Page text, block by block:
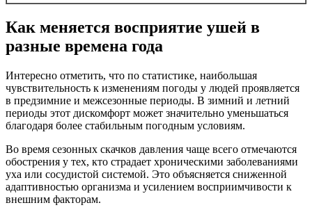
Как меняется восприятие ушей в
разные времена года
Интересно отметить, что по статистике, наибольшая
чувствительность к изменениям погоды у людей проявляется
в предзимние и межсезонные периоды. В зимний и летний
периоды этот дискомфорт может значительно уменьшаться
благодаря более стабильным погодным условиям.
Во время сезонных скачков давления чаще всего отмечаются
обострения у тех, кто страдает хроническими заболеваниями
уха или сосудистой системой. Это объясняется сниженной
адаптивностью организма и усилением восприимчивости к
внешним факторам.